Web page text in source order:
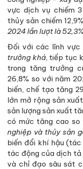
vực dịch vụ chiếm
thủy sản chiếm
2024 lần lượt là
Đối với các lĩnh vực
trưởng khá, tiếp tục
trong tăng trưởng
26,8% so với năm
biến, chế tạo tăng
lớn mở rộng sản
sản lượng sản xuất
có mức tăng cao so
nghiệp và thủy sản
biến đổi khí hậu
tác động của dịch tả
và chỉ đạo sâu sát